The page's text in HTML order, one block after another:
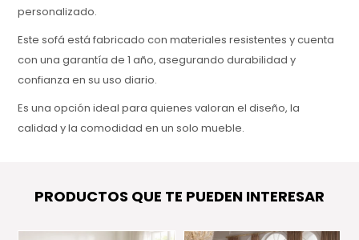
personalizado.
Este sofá está fabricado con materiales resistentes y cuenta
con una garantía de 1 año, asegurando durabilidad y
confianza en su uso diario.
Es una opción ideal para quienes valoran el diseño, la
calidad y la comodidad en un solo mueble.
PRODUCTOS QUE TE PUEDEN INTERESAR